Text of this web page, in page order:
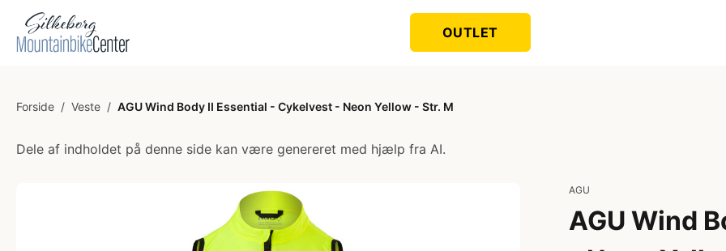
OUTLET
Forside / Veste / AGU Wind Body II Essential - Cykelvest - Neon Yellow - Str. M
Dele af indholdet på denne side kan være genereret med hjælp fra AI.
AGU
AGU Wind